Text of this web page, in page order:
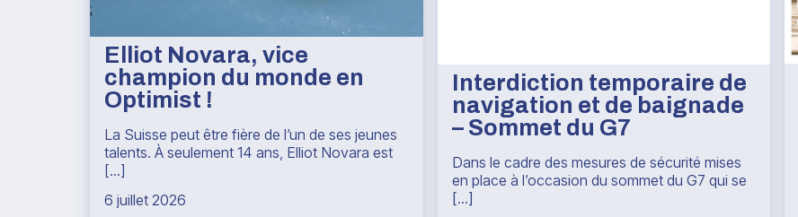
Elliot Novara, vice
champion du monde en
Optimist !
La Suisse peut être fière de l’un de ses jeunes
talents. À seulement 14 ans, Elliot Novara est
[...]
6 juillet 2026
Interdiction temporaire de
navigation et de baignade
– Sommet du G7
Dans le cadre des mesures de sécurité mises
en place à l’occasion du sommet du G7 qui se
[...]